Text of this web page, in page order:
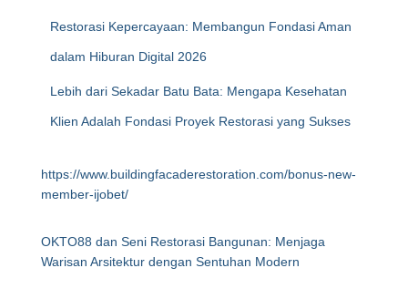
Restorasi Kepercayaan: Membangun Fondasi Aman
dalam Hiburan Digital 2026
Lebih dari Sekadar Batu Bata: Mengapa Kesehatan
Klien Adalah Fondasi Proyek Restorasi yang Sukses
https://www.buildingfacaderestoration.com/bonus-new-
member-ijobet/
OKTO88 dan Seni Restorasi Bangunan: Menjaga
Warisan Arsitektur dengan Sentuhan Modern